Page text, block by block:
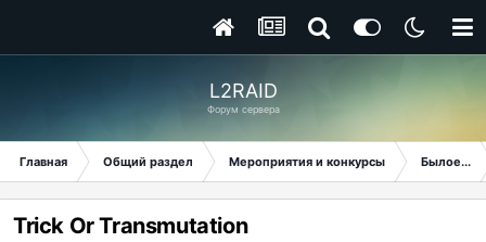
L2RAID
Форум сервера
Главная Общий раздел Мероприятия и конкурсы Былое...
Trick Or Transmutation